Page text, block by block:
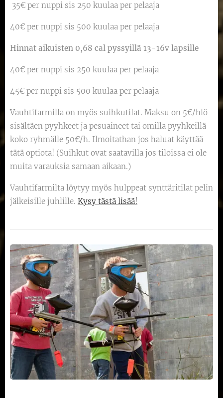
35€ per nuppi sis 250 kuulaa per pelaaja
40€ per nuppi sis 500 kuulaa per pelaaja
Hinnat aikuisten 0,68 cal pyssyillä 13-16v lapsille
40€ per nuppi sis 250 kuulaa per pelaaja
45€ per nuppi sis 500 kuulaa per pelaaja
Vauhtifarmilla on myös suihkutilat. Maksu on 5€/hlö
sisältäen pyyhkeet ja pesuaineet tai omilla pyyhkeillä
koko ryhmälle 50€/h. Ilmoitathan jos haluat käyttää
tätä optiota! (Suihkut ovat saatavilla jos tiloissa ei ole
muita varauksia samaan aikaan.)
Vauhtifarmilta löytyy myös hulppeat synttäritilat pelin
jälkeisille juhlille. Kysy tästä lisää!